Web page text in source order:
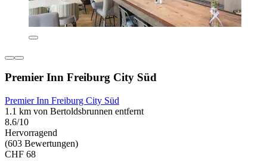
Premier Inn Freiburg City Süd
Premier Inn Freiburg City Süd
1.1 km von Bertoldsbrunnen entfernt
8.6/10
Hervorragend
(603 Bewertungen)
CHF 68